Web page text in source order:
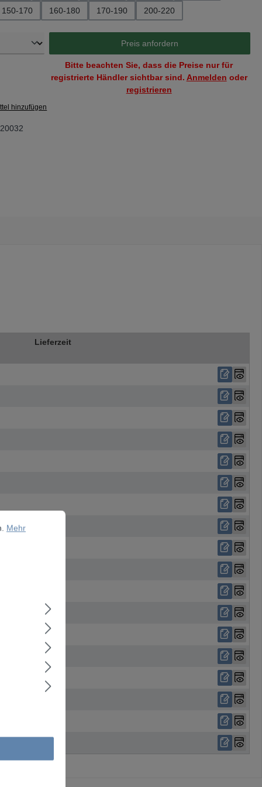
150-170 160-180 170-190 200-220
Preis anfordern
Bitte beachten Sie, dass die Preise nur für
registrierte Händler sichtbar sind. Anmelden oder
registrieren
hinzufügen
Lieferzeit
Informationen ...
Mehr